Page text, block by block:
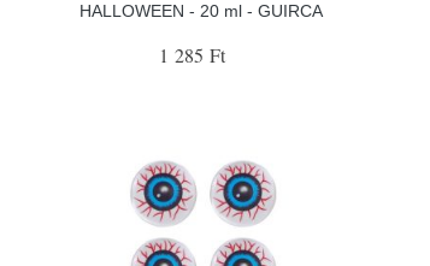
HALLOWEEN - 20 ml - GUIRCA
1 285 Ft